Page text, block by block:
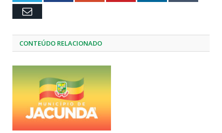
Email
CONTEÚDO RELACIONADO